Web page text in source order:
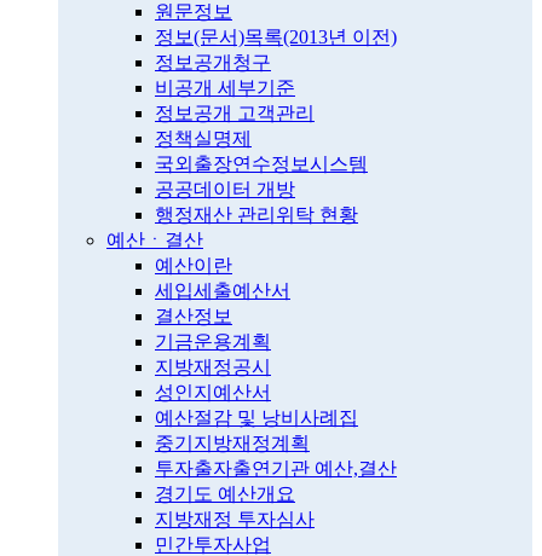
원문정보
정보(문서)목록(2013년 이전)
정보공개청구
비공개 세부기준
정보공개 고객관리
정책실명제
국외출장연수정보시스템
공공데이터 개방
행정재산 관리위탁 현황
예산ㆍ결산
예산이란
세입세출예산서
결산정보
기금운용계획
지방재정공시
성인지예산서
예산절감 및 낭비사례집
중기지방재정계획
투자출자출연기관 예산,결산
경기도 예산개요
지방재정 투자심사
민간투자사업